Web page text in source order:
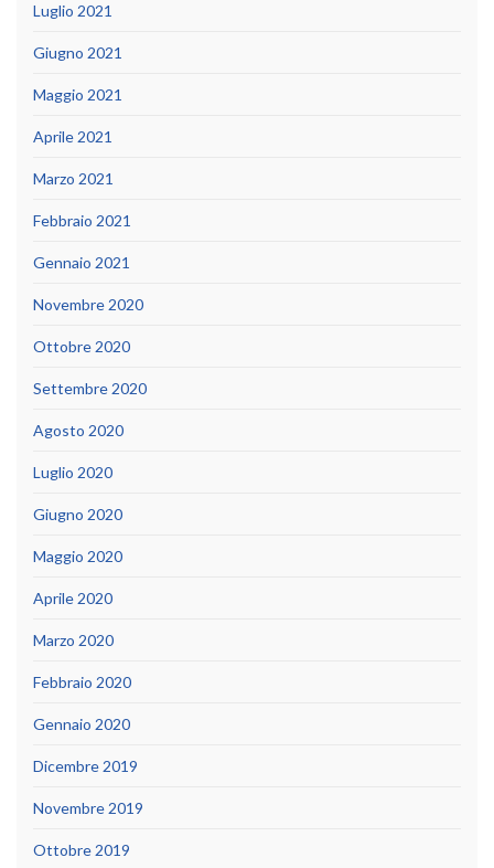
Luglio 2021
Giugno 2021
Maggio 2021
Aprile 2021
Marzo 2021
Febbraio 2021
Gennaio 2021
Novembre 2020
Ottobre 2020
Settembre 2020
Agosto 2020
Luglio 2020
Giugno 2020
Maggio 2020
Aprile 2020
Marzo 2020
Febbraio 2020
Gennaio 2020
Dicembre 2019
Novembre 2019
Ottobre 2019